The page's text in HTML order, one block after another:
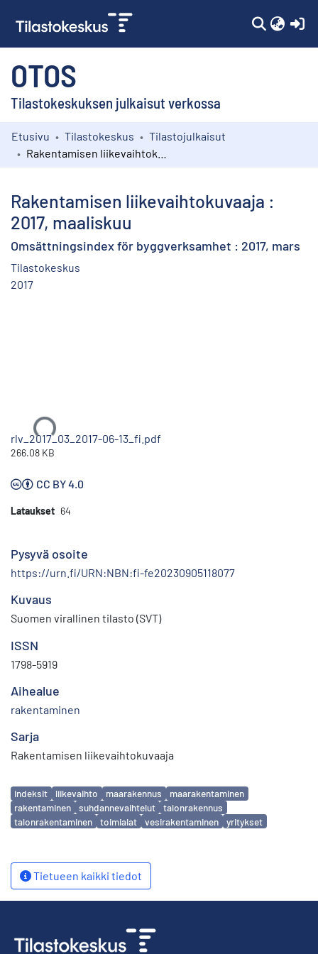
OTOS
Tilastokeskuksen julkaisut verkossa
Kokoelmat
Etusivu Tilastokeskus
Tilastojulkaisut
Rakentamisen liikevaihtokuvaaja :
2017, maaliskuu
Omsättningsindex för byggverksamhet : 2017, mars
Tilastokeskus
2017
Ladataan...
rlv_2017_03_2017-06-13_fi.pdf
266.08 KB
CC BY 4.0
Lataukset 64
Pysyvä osoite
https://urn.fi/URN:NBN:fi-fe20230905118077
Kuvaus
Suomen virallinen tilasto (SVT)
ISSN
1798-5919
Aihealue
rakentaminen
Sarja
Rakentamisen liikevaihtokuvaaja
Avainsanat
indeksit liikevaihto maarakennus
maarakentaminen
rakentaminen
suhdannevaihtelut
talonrakennus
talonrakentaminen
toimialat vesirakentaminen yritykset
Tietueen kaikki tiedot